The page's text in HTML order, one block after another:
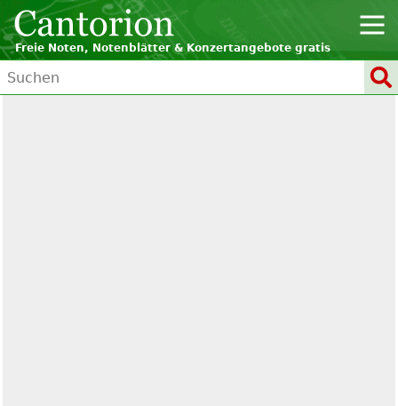
Freie Noten, Notenblätter & Konzertangebote gratis